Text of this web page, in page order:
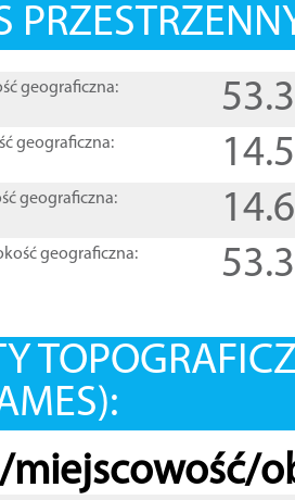
geograficzna:
geograficzna:
geograficzna:
geograficzna:
miejscowość/